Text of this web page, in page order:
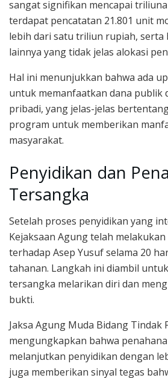
sangat signifikan mencapai
terdapat pencatatan 21.801 unit
lebih dari satu triliun rupiah,
lainnya yang tidak jelas alokasi
Hal ini menunjukkan bahwa ada
untuk memanfaatkan dana publik
pribadi, yang jelas-jelas
program untuk memberikan
masyarakat.
Penyidikan dan
Tersangka
Setelah proses penyidikan yang
Kejaksaan Agung telah
terhadap Asep Yusuf selama 20
tahanan. Langkah ini diambil
tersangka melarikan diri dan
bukti.
Jaksa Agung Muda Bidang Tindak
mengungkapkan bahwa
melanjutkan penyidikan dengan
juga memberikan sinyal tegas